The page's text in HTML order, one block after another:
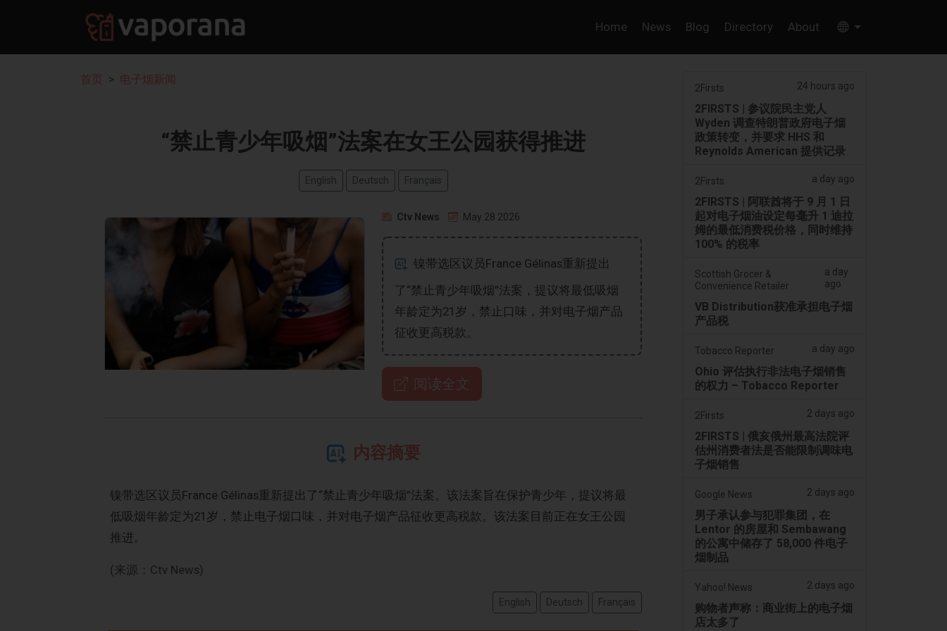
Home News Blog Directory About
首页 电子烟新闻
“禁止青少年吸烟”法案在女王公园获得推进
English Deutsch Français
Ctv News May 28 2026
镍带选区议员France Gélinas重新提出
了“禁止青少年吸烟”法案，提议将最低吸烟
年龄定为21岁，禁止口味，并对电子烟产品
征收更高税款。
阅读全文
内容摘要
镍带选区议员France Gélinas重新提出了“禁止青少年吸烟”法案。该法案旨在保护青少年，提议将最
低吸烟年龄定为21岁，禁止电子烟口味，并对电子烟产品征收更高税款。该法案目前正在女王公园
推进。
(来源：Ctv News)
English Deutsch Français
2Firsts 24 hours ago
2FIRSTS | 参议院民主党人
Wyden 调查特朗普政府电子烟
政策转变，并要求 HHS 和
Reynolds American 提供记录
2Firsts a day ago
2FIRSTS | 阿联酋将于 9 月 1 日
起对电子烟油设定每毫升 1 迪拉
姆的最低消费税价格，同时维持
100% 的税率
Scottish Grocer &
Convenience Retailer
a day
ago
VB Distribution获准承担电子烟
产品税
Tobacco Reporter a day ago
Ohio 评估执行非法电子烟销售
的权力 – Tobacco Reporter
2Firsts 2 days ago
2FIRSTS | 俄亥俄州最高法院评
估州消费者法是否能限制调味电
子烟销售
Google News 2 days ago
男子承认参与犯罪集团，在
Lentor 的房屋和 Sembawang
的公寓中储存了 58,000 件电子
烟制品
Yahoo! News 2 days ago
购物者声称：商业街上的电子烟
店太多了